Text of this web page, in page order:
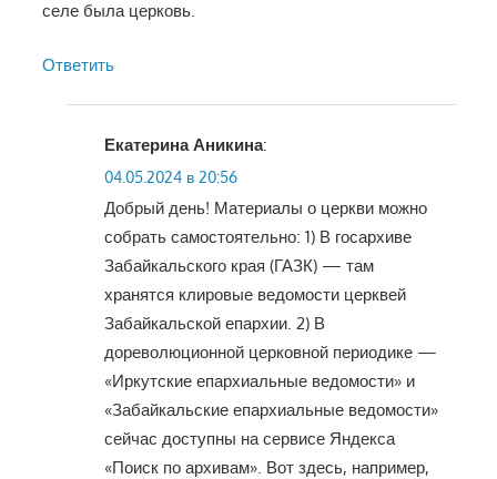
селе была церковь.
Ответить
Екатерина Аникина:
04.05.2024 в 20:56
Добрый день! Материалы о церкви можно
собрать самостоятельно: 1) В госархиве
Забайкальского края (ГАЗК) — там
хранятся клировые ведомости церквей
Забайкальской епархии. 2) В
дореволюционной церковной периодике —
«Иркутские епархиальные ведомости» и
«Забайкальские епархиальные ведомости»
сейчас доступны на сервисе Яндекса
«Поиск по архивам». Вот здесь, например,